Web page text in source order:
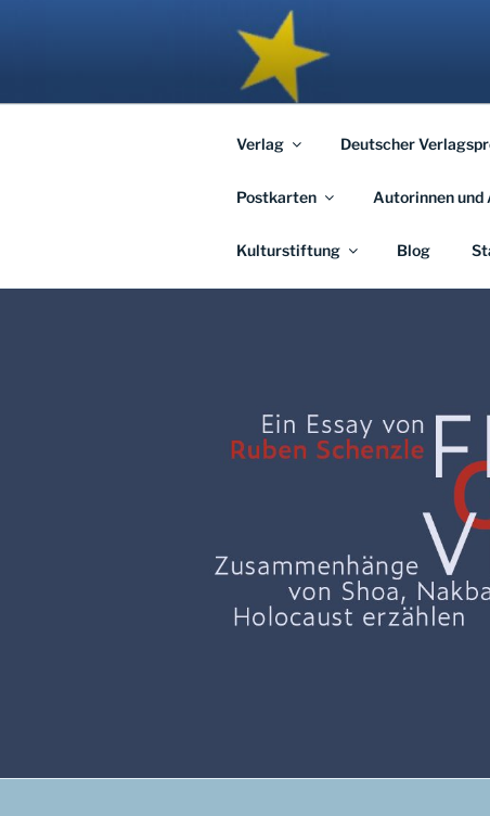
… links und rechts von
Verlag Deutscher
Postkarten Autorinnen und
Kulturstiftung Blog